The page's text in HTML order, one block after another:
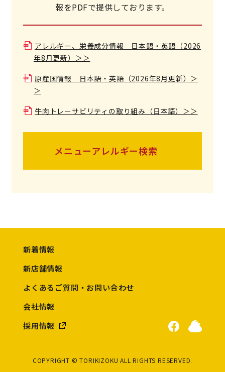
報をPDFで提供しております。
アレルギー、栄養成分情報 日本語・英語（2026
年8月更新）＞＞
原産国情報 日本語・英語（2026年8月更新）＞
＞
牛肉トレーサビリティの取り組み（日本語）＞＞
メニューアレルギー検索
新着情報
新店舗情報
よくあるご質問・お問い合わせ
会社情報
採用情報
COPYRIGHT © TORIKIZOKU ALL RIGHTS RESERVED.